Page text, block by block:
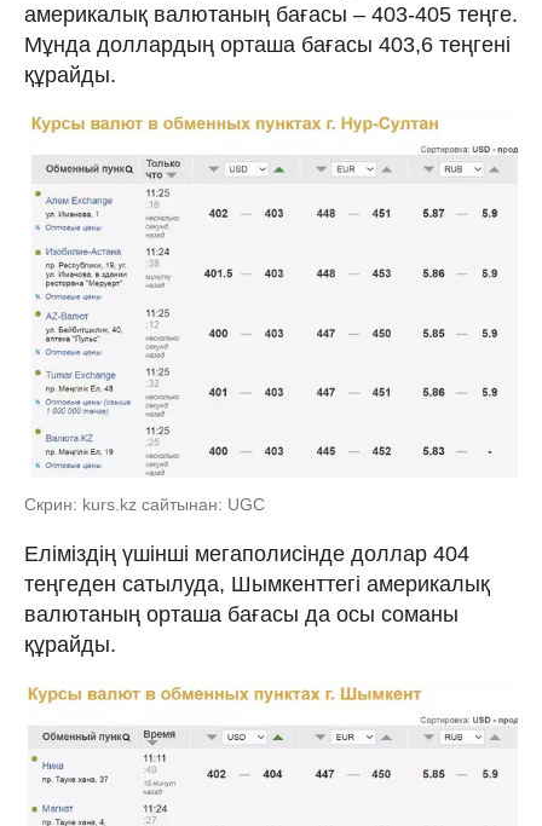
америкалық валютаның бағасы – 403-405 теңге.
Мұнда доллардың орташа бағасы 403,6 теңгені
құрайды.
Скрин: kurs.kz сайтынан: UGC
Еліміздің үшінші мегаполисінде доллар 404
теңгеден сатылуда, Шымкенттегі америкалық
валютаның орташа бағасы да осы соманы
құрайды.